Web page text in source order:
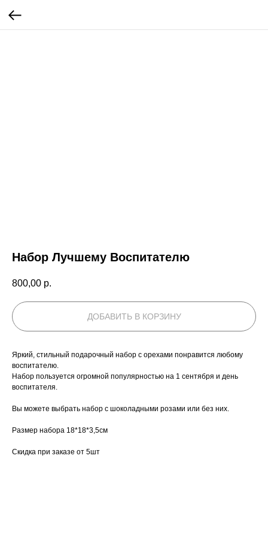
Набор Лучшему Воспитателю
800,00 р.
ДОБАВИТЬ В КОРЗИНУ
Яркий, стильный подарочный набор с орехами понравится любому
воспитателю.
Набор пользуется огромной популярностью на 1 сентября и день
воспитателя.
Вы можете выбрать набор с шоколадными розами или без них.
Размер набора 18*18*3,5см
Скидка при заказе от 5шт